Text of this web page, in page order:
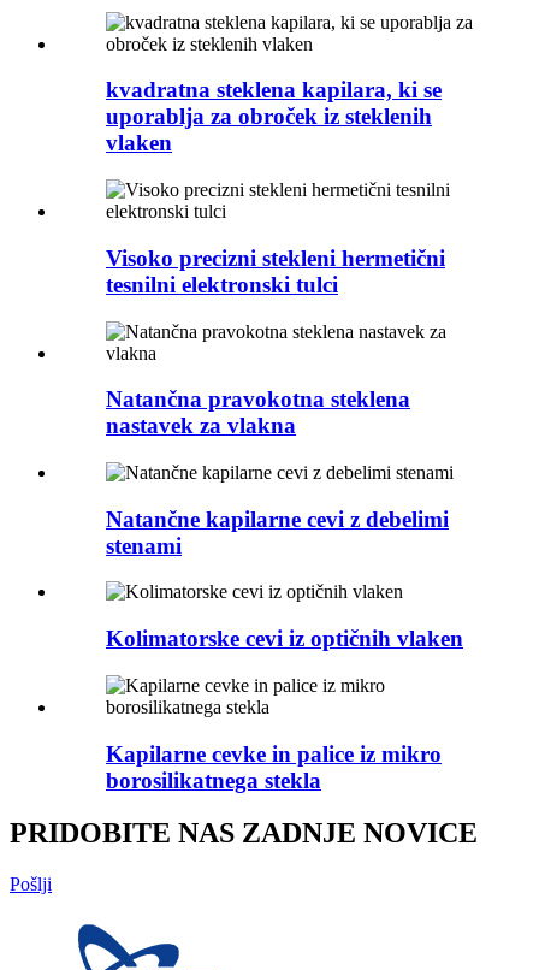
kvadratna steklena kapilara, ki se
uporablja za obroček iz steklenih
vlaken
Visoko precizni stekleni hermetični
tesnilni elektronski tulci
Natančna pravokotna steklena
nastavek za vlakna
Natančne kapilarne cevi z debelimi
stenami
Kolimatorske cevi iz optičnih vlaken
Kapilarne cevke in palice iz mikro
borosilikatnega stekla
PRIDOBITE NAS ZADNJE NOVICE
Pošlji